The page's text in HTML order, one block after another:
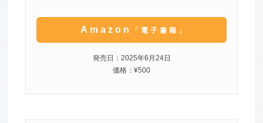
Amazon 「電子書籍」
発売日：2025年6月24日
価格：¥500